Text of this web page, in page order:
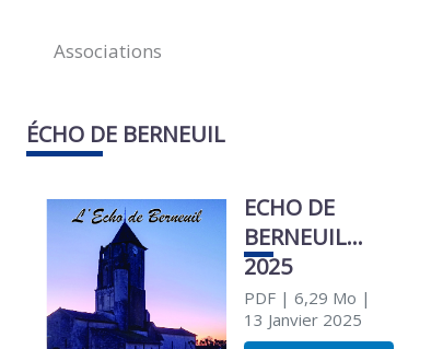
Associations
ÉCHO DE BERNEUIL
ECHO DE
BERNEUIL
2025
PDF| 6,29 Mo |
13 Janvier 2025